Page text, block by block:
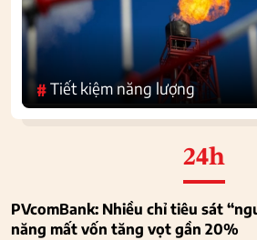
#Tiết kiệm năng lượng
24h
PVcomBank: Nhiều chỉ tiêu sát
năng mất vốn tăng vọt gần 20%